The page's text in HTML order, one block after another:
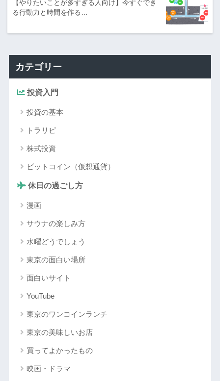
【やりたいことが多すぎる人向け】今すぐでき
る行動力と時間を作る…
カテゴリー
投資入門
投資の基本
トラリピ
株式投資
ビットコイン（仮想通貨）
休日の過ごし方
漫画
サウナの楽しみ方
水曜どうでしょう
東京の面白い場所
面白いサイト
YouTube
東京のワンコインランチ
東京の美味しいお店
買ってよかったもの
映画・ドラマ